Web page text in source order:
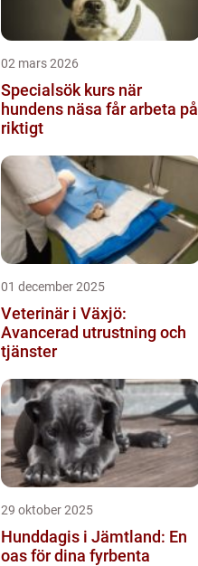
02 mars 2026
Specialsök kurs när
hundens näsa får arbeta på
riktigt
01 december 2025
Veterinär i Växjö:
Avancerad utrustning och
tjänster
29 oktober 2025
Hunddagis i Jämtland: En
oas för dina fyrbenta